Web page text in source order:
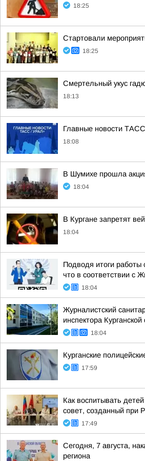
18:25
Стартовали
18:25
Смертельный укус
18:13
Главные новости ТАСС
18:08
В Шумихе прошла
18:04
В Кургане запретят
18:04
Подводя итоги работы
что в соответствии с
18:04
Журналистский
инспектора
18:04
Курганские
17:59
Как воспитывать
совет, созданный при
17:49
Сегодня, 7 августа,
региона